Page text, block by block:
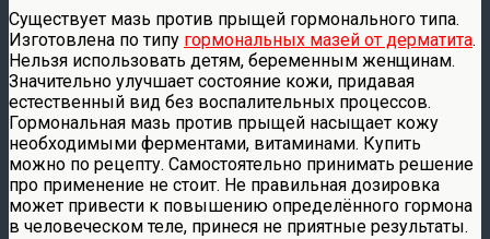
Существует мазь против прыщей гормонального типа.
Изготовлена по типу гормональных мазей от дерматита.
Нельзя использовать детям, беременным женщинам.
Значительно улучшает состояние кожи, придавая
естественный вид без воспалительных процессов.
Гормональная мазь против прыщей насыщает кожу
необходимыми ферментами, витаминами. Купить
можно по рецепту. Самостоятельно принимать решение
про применение не стоит. Не правильная дозировка
может привести к повышению определённого гормона
в человеческом теле, принеся не приятные результаты.